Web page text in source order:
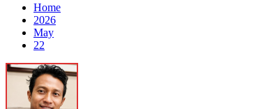
Home
2026
May
22